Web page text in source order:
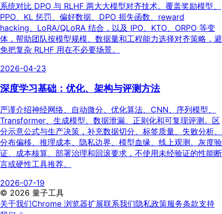
系统对比 DPO 与 RLHF 两大大模型对齐技术。覆盖奖励模型、
PPO、KL 惩罚、偏好数据、DPO 损失函数、reward
hacking、LoRA/QLoRA 结合，以及 IPO、KTO、ORPO 等变
体，帮助团队按模型规模、数据量和工程能力选择对齐策略，避
免把复杂 RLHF 用在不必要场景。
2026-04-23
深度学习基础：优化、架构与评测方法
严谨介绍神经网络、自动微分、优化算法、CNN、序列模型、
Transformer、生成模型、数据泄漏、正则化和可复现评测。区
分示意公式与生产决策，补充数据切分、标签质量、失败分析、
分布偏移、推理成本、隐私边界、模型血缘、线上观测、灰度验
证、成本核算、部署治理和回滚要求，不使用未经验证的性能断
言或硬性工具推荐。
2026-07-19
© 2026 量子工具
关于我们Chrome 浏览器扩展联系我们隐私政策服务条款支持